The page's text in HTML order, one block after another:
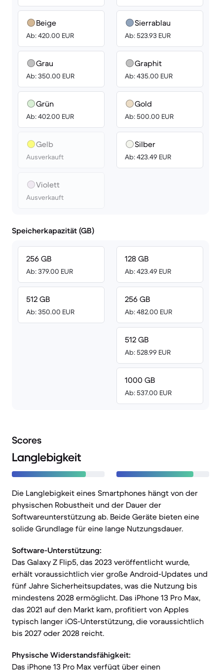
Beige
Ab: 420.00 EUR
Grau
Ab: 350.00 EUR
Grün
Ab: 402.00 EUR
Gelb
Ausverkauft
Violett
Ausverkauft
Sierrablau
Ab: 523.93 EUR
Graphit
Ab: 435.00 EUR
Gold
Ab: 500.00 EUR
Silber
Ab: 423.49 EUR
Speicherkapazität (GB)
256 GB
Ab: 379.00 EUR
512 GB
Ab: 350.00 EUR
128 GB
Ab: 423.49 EUR
256 GB
Ab: 482.00 EUR
512 GB
Ab: 528.99 EUR
1000 GB
Ab: 537.00 EUR
Scores
Langlebigkeit
Die Langlebigkeit eines Smartphones hängt von der
physischen Robustheit und der Dauer der
Softwareunterstützung ab. Beide Geräte bieten eine
solide Grundlage für eine lange Nutzungsdauer.
Software-Unterstützung:
Das Galaxy Z Flip5, das 2023 veröffentlicht wurde,
erhält voraussichtlich vier große Android-Updates und
fünf Jahre Sicherheitsupdates, was die Nutzung bis
mindestens 2028 ermöglicht. Das iPhone 13 Pro Max,
das 2021 auf den Markt kam, profitiert von Apples
typisch langer iOS-Unterstützung, die voraussichtlich
bis 2027 oder 2028 reicht.
Physische Widerstandsfähigkeit:
Das iPhone 13 Pro Max verfügt über einen